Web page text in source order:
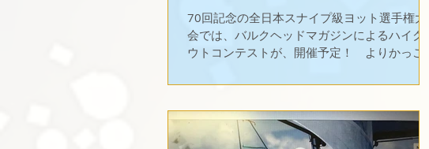
70回記念の全日本スナイプ級ヨット選手権大
会では、バルクヘッドマガジンによるハイクア
ウトコンテストが、開催予定！ よりかっこい
写真は2012年鳥取県境港で開催された全日本
た 近藤康史／石川真...